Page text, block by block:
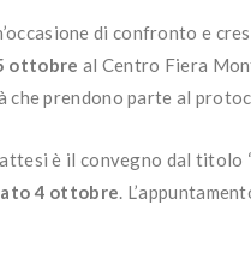
di confronto e
ottobre al Centro Fiera
prendono parte al
è il convegno dal titolo
4 ottobre.